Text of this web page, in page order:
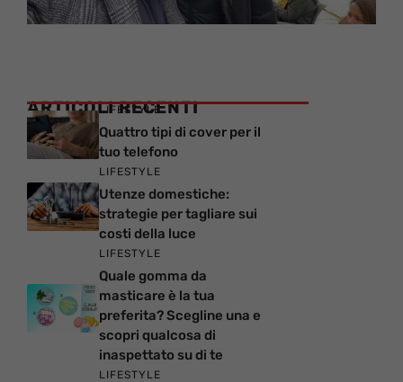
ARTICOLI RECENTI
LIFESTYLE
Quattro tipi di cover per il
tuo telefono
LIFESTYLE
Utenze domestiche:
strategie per tagliare sui
costi della luce
LIFESTYLE
Quale gomma da
masticare è la tua
preferita? Scegline una e
scopri qualcosa di
inaspettato su di te
LIFESTYLE